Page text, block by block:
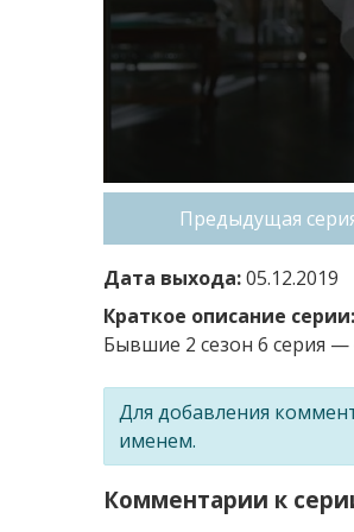
Предыдущая
Дата выхода:05.12.2019
Краткое описание серии:
Бывшие 2 сезон 6 серия —
Для добавления
именем.
Комментарии к